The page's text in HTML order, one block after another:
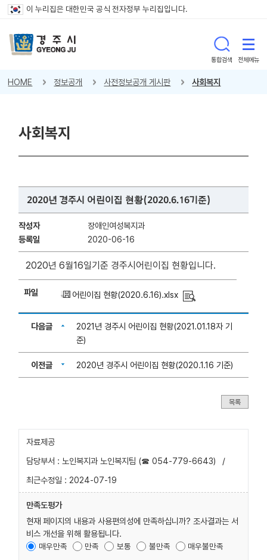
이 누리집은 대한민국 공식 전자정부 누리집입니다.
통합검색 전체메뉴
HOME 정보공개 사전정보공개 게시판 사회복지
사회복지
2020년 경주시 어린이집 현황(2020.6.16기준)
작성자
장애인여성복지과
등록일
2020-06-16
2020년 6월16일기준 경주시어린이집 현황입니다.
파일 어린이집 현황(2020.6.16).xlsx
다음글
2021년 경주시 어린이집 현황(2021.01.18자 기
준)
이전글 2020년 경주시 어린이집 현황(2020.1.16 기준)
목록
자료제공
담당부서 : 노인복지과 노인복지팀 (☎ 054-779-6643)
/
최근수정일 : 2024-07-19
만족도평가
현재 페이지의 내용과 사용편의성에 만족하십니까? 조사결과는 서
비스 개선을 위해 활용됩니다.
매우만족 만족 보통 불만족 매우불만족